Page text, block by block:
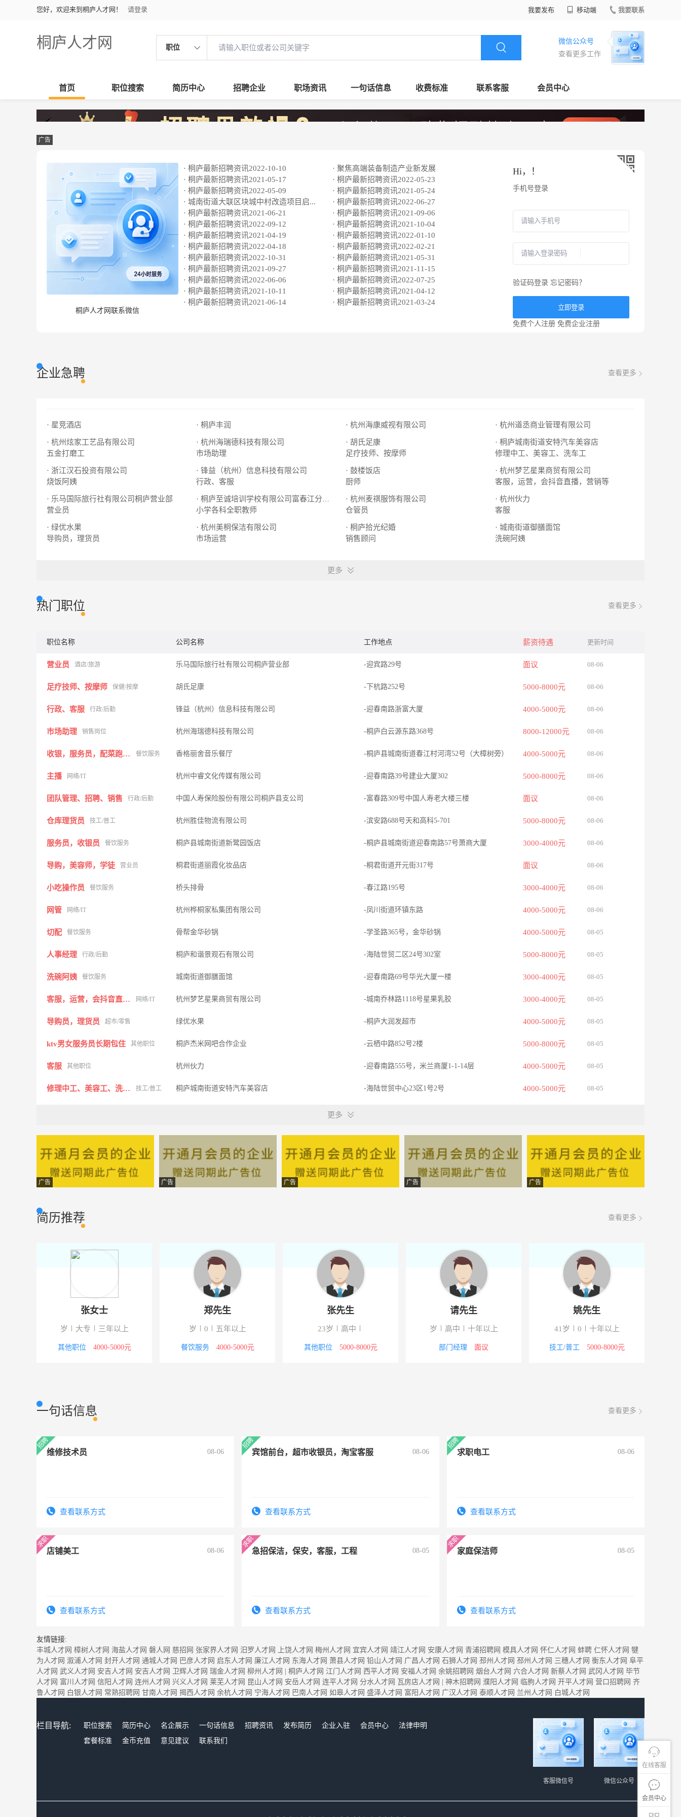
您好，欢迎来到桐庐人才网！ 请登录 我要发布 移动端 我要联系
桐庐人才网 职位
微信公众号
查看更多工作
首页 职位搜索 简历中心 招聘企业 职场资讯 一句话信息 收费标准 联系客服 会员中心
在线客服
会员中心
广告
桐庐人才网联系微信
· 桐庐最新招聘资讯2022-10-10
· 聚焦高端装备制造产业新发展
· 桐庐最新招聘资讯2021-05-17
· 桐庐最新招聘资讯2022-05-23
· 桐庐最新招聘资讯2022-05-09
· 桐庐最新招聘资讯2021-05-24
· 城南街道大联区块城中村改造项目启...
· 桐庐最新招聘资讯2022-06-27
· 桐庐最新招聘资讯2021-06-21
· 桐庐最新招聘资讯2021-09-06
· 桐庐最新招聘资讯2022-09-12
· 桐庐最新招聘资讯2021-10-04
· 桐庐最新招聘资讯2021-04-19
· 桐庐最新招聘资讯2022-01-10
· 桐庐最新招聘资讯2022-04-18
· 桐庐最新招聘资讯2022-02-21
· 桐庐最新招聘资讯2022-10-31
· 桐庐最新招聘资讯2021-05-31
· 桐庐最新招聘资讯2021-09-27
· 桐庐最新招聘资讯2021-11-15
· 桐庐最新招聘资讯2022-06-06
· 桐庐最新招聘资讯2022-07-25
· 桐庐最新招聘资讯2021-10-11
· 桐庐最新招聘资讯2021-04-12
· 桐庐最新招聘资讯2021-06-14
· 桐庐最新招聘资讯2021-03-24
Hi， ！
手机号登录
验证码登录 忘记密码？
立即登录
免费个人注册 免费企业注册
企业急聘 查看更多
· 星竞酒店 · 桐庐丰润 · 杭州海康威视有限公司 · 杭州道丞商业管理有限公司
· 杭州炫家工艺品有限公司
五金打磨工
· 杭州海瑞德科技有限公司
市场助理
· 胡氏足康
足疗技师、按摩师
· 桐庐城南街道安特汽车美容店
修理中工、美容工、洗车工
· 浙江汉石投资有限公司
烧饭阿姨
· 锋益（杭州）信息科技有限公司
行政、客服
· 鼓楼饭店
厨师
· 杭州梦艺星果商贸有限公司
客服，运营，会抖音直播，营销等
· 乐马国际旅行社有限公司桐庐营业部
营业员
· 桐庐至诚培训学校有限公司富春江分公司
小学各科全职教师
· 杭州麦祺服饰有限公司
仓管员
· 杭州伙力
客服
· 绿优水果
导购员，理货员
· 杭州美桐保洁有限公司
市场运营
· 桐庐拾光纪婚
销售顾问
· 城南街道御膳面馆
洗碗阿姨
更多
热门职位 查看更多
职位名称 公司名称 工作地点 薪资待遇 更新时间
营业员 酒店/旅游 乐马国际旅行社有限公司桐庐营业部 -迎宾路29号 面议 08-06
足疗技师、按摩师 保健/按摩 胡氏足康 -下杭路252号 5000-8000元 08-06
行政、客服 行政/后勤 锋益（杭州）信息科技有限公司 -迎春南路浙富大厦 4000-5000元 08-06
市场助理 销售岗位 杭州海瑞德科技有限公司 -桐庐白云源东路368号 8000-12000元 08-06
收银，服务员，配菜跑菜打荷洗碗 餐饮服务 香格丽舍音乐餐厅 -桐庐县城南街道春江村河湾52号（大樟树旁） 4000-5000元 08-06
主播 网络/IT 杭州中睿文化传媒有限公司 -迎春南路39号建业大厦302 5000-8000元 08-06
团队管理、招聘、销售 行政/后勤 中国人寿保险股份有限公司桐庐县支公司 -富春路309号中国人寿老大楼三楼 面议 08-06
仓库理货员 技工/普工 杭州胜佳物流有限公司 -滨安路688号天和高科5-701 5000-8000元 08-06
服务员，收银员 餐饮服务 桐庐县城南街道新鹭园饭店 -桐庐县城南街道迎春南路57号萧商大厦 3000-4000元 08-06
导购，美容师，学徒 营业员 桐君街道丽霞化妆品店 -桐君街道开元街317号 面议 08-06
小吃操作员 餐饮服务 桥头排骨 -春江路195号 3000-4000元 08-06
网管 网络/IT 杭州桦桐家私集团有限公司 -凤川街道环镇东路 4000-5000元 08-06
切配 餐饮服务 骨帮金华砂锅 -学圣路365号，金华砂锅 4000-5000元 08-05
人事经理 行政/后勤 桐庐和谐景观石有限公司 -海陆世贸二区24号302室 5000-8000元 08-05
洗碗阿姨 餐饮服务 城南街道御膳面馆 -迎春南路69号华光大厦一楼 3000-4000元 08-05
客服，运营，会抖音直播，营销等 网络/IT 杭州梦艺星果商贸有限公司 -城南乔林路1118号星果乳胶 3000-4000元 08-05
导购员，理货员 超市/零售 绿优水果 -桐庐大润发超市 4000-5000元 08-05
ktv男女服务员长期包住 其他职位 桐庐杰米网吧合作企业 -云栖中路852号2楼 5000-8000元 08-05
客服 其他职位 杭州伙力 -迎春南路555号，米兰商厦1-1-14层 4000-5000元 08-05
修理中工、美容工、洗车工 技工/普工 桐庐城南街道安特汽车美容店 -海陆世贸中心23区1号2号 4000-5000元 08-05
更多
广告 广告 广告 广告 广告
简历推荐 查看更多
张女士
岁 大专 三年以上
其他职位 4000-5000元
郑先生
岁 0 五年以上
餐饮服务 4000-5000元
张先生
23岁 高中
其他职位 5000-8000元
请先生
岁 高中 十年以上
部门经理 面议
姚先生
41岁 0 十年以上
技工/普工 5000-8000元
一句话信息 查看更多
维修技术员 08-06
查看联系方式
宾馆前台，超市收银员，淘宝客服 08-06
查看联系方式
求职电工 08-06
查看联系方式
店铺美工 08-06
查看联系方式
急招保洁，保安，客服，工程 08-05
查看联系方式
家庭保洁师 08-05
查看联系方式
友情链接:
丰城人才网 樟树人才网 海盐人才网 磐人网 慈招网 张家界人才网 汨罗人才网 上饶人才网 梅州人才网 宜宾人才网 靖江人才网 安康人才网 青浦招聘网 模具人才网 怀仁人才网 蚌聘 仁怀人才网 犍
为人才网 溆浦人才网 封开人才网 通城人才网 巴彦人才网 启东人才网 廉江人才网 东海人才网 萧县人才网 铅山人才网 广昌人才网 石狮人才网 邳州人才网 邳州人才网 三穗人才网 衡东人才网 阜平
人才网 武义人才网 安吉人才网 安吉人才网 卫辉人才网 瑞金人才网 柳州人才网 桐庐人才网 江门人才网 西平人才网 安福人才网 余姚招聘网 烟台人才网 六合人才网 新蔡人才网 武冈人才网 毕节
人才网 富川人才网 信阳人才网 连州人才网 兴义人才网 莱芜人才网 昆山人才网 安岳人才网 连平人才网 分水人才网 瓦房店人才网 神木招聘网 濮阳人才网 临朐人才网 开平人才网 营口招聘网 齐
鲁人才网 白银人才网 常熟招聘网 甘南人才网 揭西人才网 余杭人才网 宁海人才网 巴南人才网 如皋人才网 盛泽人才网 富阳人才网 广汉人才网 泰顺人才网 兰州人才网 白城人才网
栏目导航: 职位搜索 简历中心 名企展示 一句话信息 招聘资讯 发布简历 企业入驻 会员中心
法律申明
套餐标准
金币充值 意见建议 联系我们
微信公众号
客服微信号